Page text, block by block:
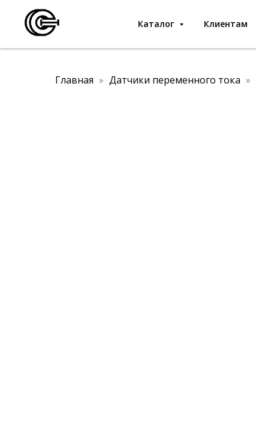
Каталог Клиентам
Главная Датчики переменного тока